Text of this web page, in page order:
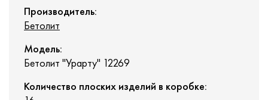
Производитель:
Бетолит
Модель:
Бетолит "Урарту" 12269
Количество плоских изделий в коробке: